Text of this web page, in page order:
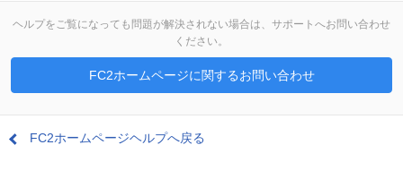
ヘルプをご覧になっても問題が解決されない場合は、サポートへお問い合わせ
ください。
FC2ホームページに関するお問い合わせ
FC2ホームページヘルプへ戻る